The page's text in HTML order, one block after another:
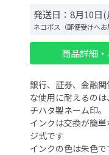
発送日：8月10日(
ネコポス（郵便受けへお
商品詳細
銀行、証券、金融
な使用に耐えるの
チハタ製ネーム印。
インクは交換が簡
ジ式です
インクの色は朱色で